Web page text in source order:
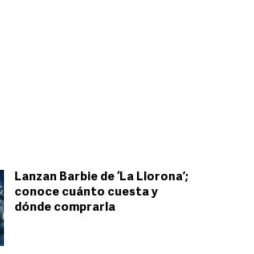
Lanzan Barbie de ‘La Llorona’;
conoce cuánto cuesta y
dónde comprarla